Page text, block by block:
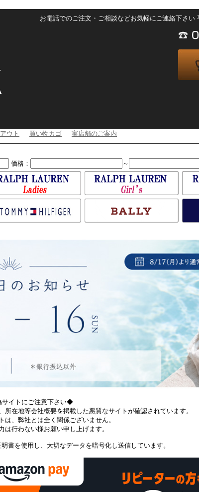
お電話でのご注文・ご相談などお気軽にご連絡下さい
ウト 買い物カゴ 実店舗のご案内
価格： ～
イトにご注意下さい◆
在地等会社概要を掲載した悪質なサイトが確認されています。
は、弊社とは全く関係ございません。
は行わない様お願い申し上げます。
書を使用し、大切なデータを暗号化し送信しています。